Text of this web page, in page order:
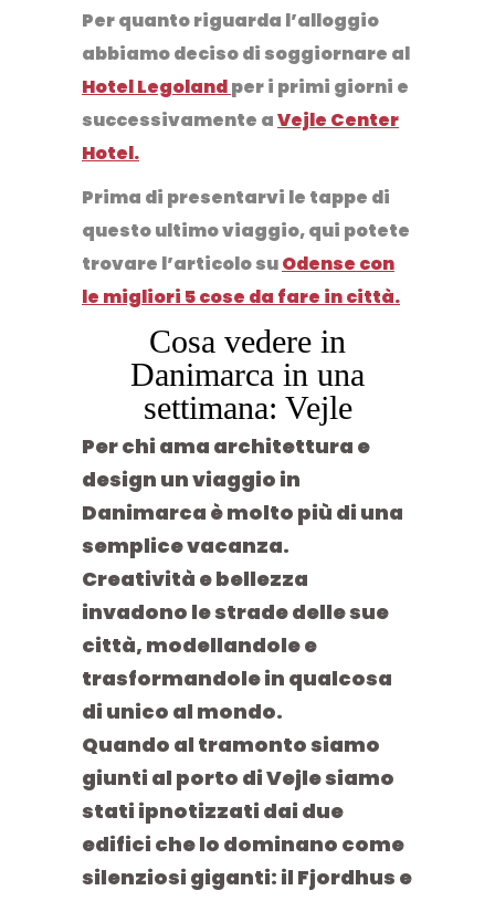
Per quanto riguarda l’alloggio
abbiamo deciso di soggiornare al
Hotel Legolandper i primi giorni e
successivamente aVejle Center
Hotel.
Prima di presentarvi le tappe di
questo ultimo viaggio, qui potete
trovare l’articolo suOdense con
le migliori 5 cose da fare in città.
Cosa vedere in
Danimarca in una
settimana: Vejle
Per chi ama architettura e
design un viaggio in
Danimarca è molto più di una
semplice vacanza.
Creatività e bellezza
invadono le strade delle sue
città, modellandole e
trasformandole in qualcosa
di unico al mondo.
Quando al tramonto siamo
giunti al porto di Vejlesiamo
stati ipnotizzati dai due
edifici che lo dominano come
silenziosi giganti: il Fjordhus e